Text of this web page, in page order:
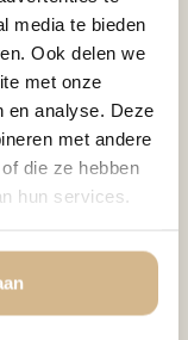
media te bieden
Ook delen we
met onze
en analyse. Deze
met andere
die ze hebben
hun services.
diepte
echte
keuze
chique
intens en
kunstwerk
te laten
verfijnde